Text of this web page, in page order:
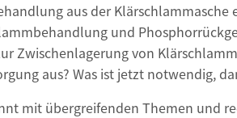
aus der
und
Zwischenlagerung von
aus? Was ist jetzt notwendig,
mit übergreifenden Themen und